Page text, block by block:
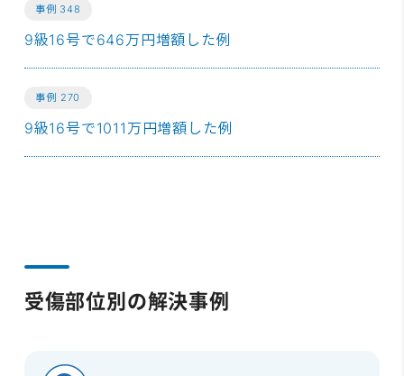
事例 348
9級16号で646万円増額した例
事例 270
9級16号で1011万円増額した例
受傷部位別の解決事例